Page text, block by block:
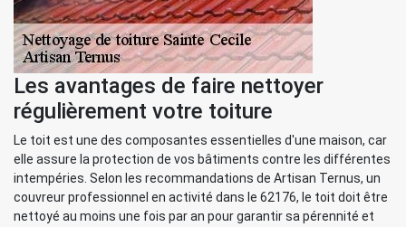
Les avantages de faire nettoyer
régulièrement votre toiture
Le toit est une des composantes essentielles d'une maison, car
elle assure la protection de vos bâtiments contre les différentes
intempéries. Selon les recommandations de Artisan Ternus, un
couvreur professionnel en activité dans le 62176, le toit doit être
nettoyé au moins une fois par an pour garantir sa pérennité et